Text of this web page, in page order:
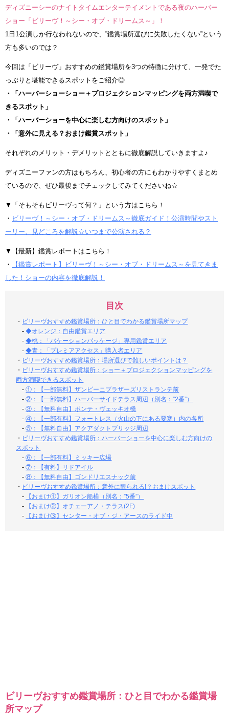
ディズニーシーのナイトタイムエンターテイメントである夜のハーバー
ショー「ビリーヴ！～シー・オブ・ドリームス～」！
1日1公演しか行なわれないので、”鑑賞場所選びに失敗したくない”という
方も多いのでは？
今回は「ビリーヴ」おすすめの鑑賞場所を3つの特徴に分けて、一発でた
っぷりと堪能できるスポットをご紹介◎
・「ハーバーショーショー＋プロジェクションマッピングを両方満喫で
きるスポット」
・「ハーバーショーを中心に楽しむ方向けのスポット」
・「意外に見える？おまけ鑑賞スポット」
それぞれのメリット・デメリットとともに徹底解説していきますよ♪
ディズニーファンの方はもちろん、初心者の方にもわかりやすくまとめ
ているので、ぜひ最後までチェックしてみてくださいね☆
▼「そもそもビリーヴって何？」という方はこちら！
・ ビリーヴ！～シー・オブ・ドリームス～徹底ガイド！公演時間やスト
ーリー、見どころを解説☆いつまで公演される？
▼【最新】鑑賞レポートはこちら！
・
【鑑賞レポート】ビリーヴ！～シー・オブ・ドリームス～を見てきま
した！ショーの内容を徹底解説！
目次
・ ビリーヴおすすめ鑑賞場所：ひと目でわかる鑑賞場所マップ
-◆オレンジ：自由鑑賞エリア
-◆桃：「バケーションパッケージ」専用鑑賞エリア
-◆青：「プレミアアクセス」購入者エリア
・ ビリーヴおすすめ鑑賞場所：場所選びで難しいポイントは？
・ ビリーヴおすすめ鑑賞場所：ショー＋プロジェクションマッピングを
両方満喫できるスポット
-①：【一部無料】ザンビーニブラザーズリストランテ前
-②：【一部無料】ハーバーサイドテラス周辺（別名：”2番”）
-③：【無料自由】ポンテ・ヴェッキオ橋
-④：【一部有料】フォートレス（火山の下にある要塞）内の各所
-⑤：【無料自由】アクアダクトブリッジ周辺
・ ビリーヴおすすめ鑑賞場所：ハーバーショーを中心に楽しむ方向けの
スポット
-⑥：【一部有料】ミッキー広場
-⑦：【有料】リドアイル
-⑧：【無料自由】ゴンドリエスナック前
・ ビリーヴおすすめ鑑賞場所：意外に観られる!？おまけスポット
-
【おまけ①】ガリオン船横（別名：”5番”）
-
【おまけ②】オチェーアノ・テラス(2F)
-
【おまけ③】センター・オブ・ジ・アースのライド中
ビリーヴおすすめ鑑賞場所：ひと目でわかる鑑賞場
所マップ